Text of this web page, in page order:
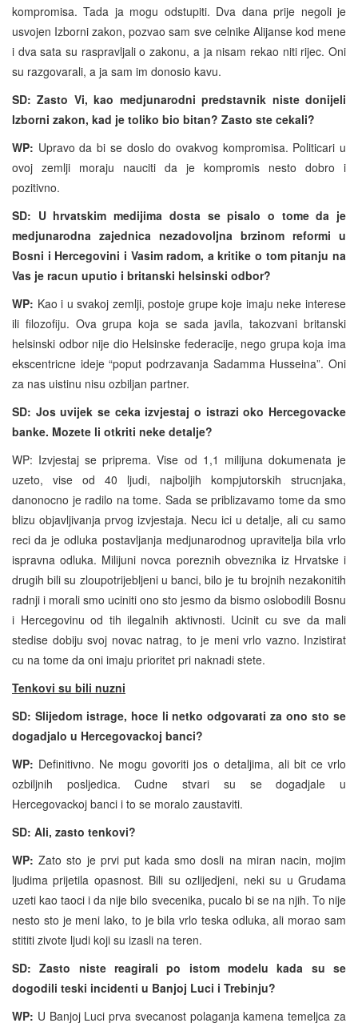
kompromisa. Tada ja mogu odstupiti. Dva dana prije negoli je
usvojen Izborni zakon, pozvao sam sve celnike Alijanse kod mene
i dva sata su raspravljali o zakonu, a ja nisam rekao niti rijec. Oni
su razgovarali, a ja sam im donosio kavu.
SD: Zasto Vi, kao medjunarodni predstavnik niste donijeli
Izborni zakon, kad je toliko bio bitan? Zasto ste cekali?
WP: Upravo da bi se doslo do ovakvog kompromisa. Politicari u
ovoj zemlji moraju nauciti da je kompromis nesto dobro i
pozitivno.
SD: U hrvatskim medijima dosta se pisalo o tome da je
medjunarodna zajednica nezadovoljna brzinom reformi u
Bosni i Hercegovini i Vasim radom, a kritike o tom pitanju na
Vas je racun uputio i britanski helsinski odbor?
WP: Kao i u svakoj zemlji, postoje grupe koje imaju neke interese
ili filozofiju. Ova grupa koja se sada javila, takozvani britanski
helsinski odbor nije dio Helsinske federacije, nego grupa koja ima
ekscentricne ideje “poput podrzavanja Sadamma Husseina”. Oni
za nas uistinu nisu ozbiljan partner.
SD: Jos uvijek se ceka izvjestaj o istrazi oko Hercegovacke
banke. Mozete li otkriti neke detalje?
WP: Izvjestaj se priprema. Vise od 1,1 milijuna dokumenata je
uzeto, vise od 40 ljudi, najboljih kompjutorskih strucnjaka,
danonocno je radilo na tome. Sada se priblizavamo tome da smo
blizu objavljivanja prvog izvjestaja. Necu ici u detalje, ali cu samo
reci da je odluka postavljanja medjunarodnog upravitelja bila vrlo
ispravna odluka. Milijuni novca poreznih obveznika iz Hrvatske i
drugih bili su zloupotrijebljeni u banci, bilo je tu brojnih nezakonitih
radnji i morali smo uciniti ono sto jesmo da bismo oslobodili Bosnu
i Hercegovinu od tih ilegalnih aktivnosti. Ucinit cu sve da mali
stedise dobiju svoj novac natrag, to je meni vrlo vazno. Inzistirat
cu na tome da oni imaju prioritet pri naknadi stete.
Tenkovi su bili nuzni
SD: Slijedom istrage, hoce li netko odgovarati za ono sto se
dogadjalo u Hercegovackoj banci?
WP: Definitivno. Ne mogu govoriti jos o detaljima, ali bit ce vrlo
ozbiljnih posljedica. Cudne stvari su se dogadjale u
Hercegovackoj banci i to se moralo zaustaviti.
SD: Ali, zasto tenkovi?
WP:Zato sto je prvi put kada smo dosli na miran nacin, mojim
ljudima prijetila opasnost. Bili su ozlijedjeni, neki su u Grudama
uzeti kao taoci i da nije bilo svecenika, pucalo bi se na njih. To nije
nesto sto je meni lako, to je bila vrlo teska odluka, ali morao sam
stititi zivote ljudi koji su izasli na teren.
SD: Zasto niste reagirali po istom modelu kada su se
dogodili teski incidenti u Banjoj Luci i Trebinju?
WP: U Banjoj Luci prva svecanost polaganja kamena temeljca za